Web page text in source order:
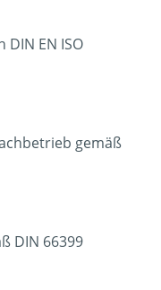
EN ISO
gemäß
DIN 66399